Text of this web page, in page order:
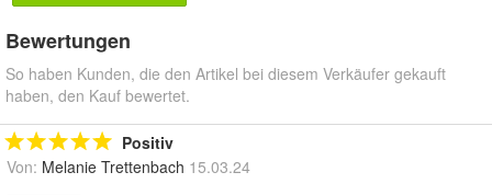
Bewertungen
So haben Kunden, die den Artikel bei diesem Verkäufer gekauft
haben, den Kauf bewertet.
Positiv
Von: Melanie Trettenbach 15.03.24